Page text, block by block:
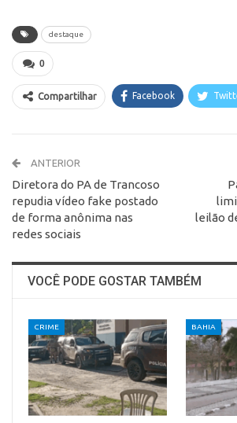
destaque
0
Compartilhar Facebook
ANTERIOR
Diretora do PA de Trancoso
repudia vídeo fake postado
de forma anônima nas
redes sociais
leilão
VOCÊ PODE GOSTAR TAMBÉM
CRIME BAHIA